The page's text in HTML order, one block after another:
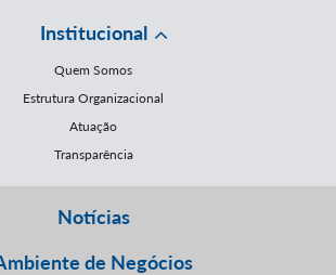
Institucional
Quem Somos
Estrutura Organizacional
Atuação
Transparência
Notícias
de Negócios